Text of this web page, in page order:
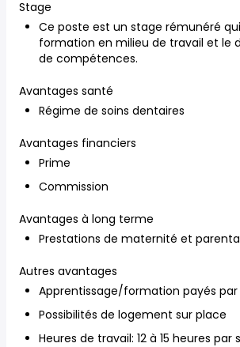
Stage
Ce poste est un stage rémunéré
formation en milieu de travail et le
de compétences.
Avantages santé
Régime de soins dentaires
Avantages financiers
Prime
Commission
Avantages à long terme
Prestations de maternité et
Autres avantages
Apprentissage/formation payés
Possibilités de logement sur place
Heures de travail: 12 à 15 heures par